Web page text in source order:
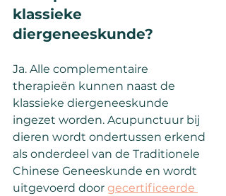
klassieke
diergeneeskunde?
Ja. Alle complementaire
therapieën kunnen naast de
klassieke diergeneeskunde
ingezet worden. Acupunctuur bij
dieren wordt ondertussen erkend
als onderdeel van de Traditionele
Chinese Geneeskunde en wordt
uitgevoerd door gecertificeerde